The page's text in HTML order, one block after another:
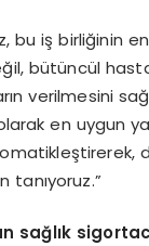
bu iş birliğinin
bütüncül
verilmesini
en uygun
tanıyoruz.”
sağlık